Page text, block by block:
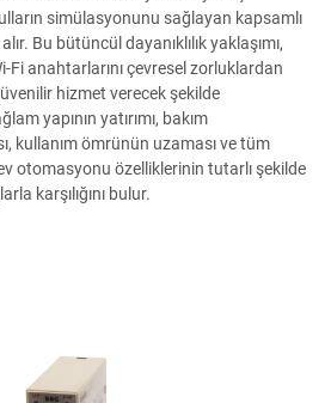
simülasyonunu sağlayan kapsamlı
Bu bütüncül dayanıklılık yaklaşımı,
Fi anahtarlarını çevresel zorluklardan
hizmet verecek şekilde
yapının yatırımı, bakım
kullanım ömrünün uzaması ve tüm
otomasyonu özelliklerinin tutarlı şekilde
karşılığını bulur.